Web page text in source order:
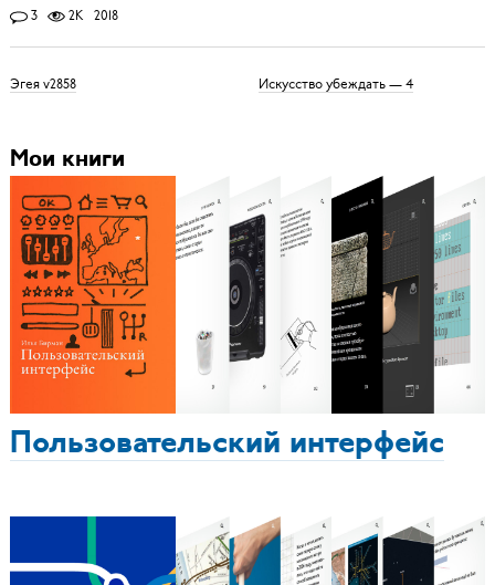
3 2K 2018
Эгея v2858 Искусство убеждать — 4
Мои книги
Пользовательский интерфейс